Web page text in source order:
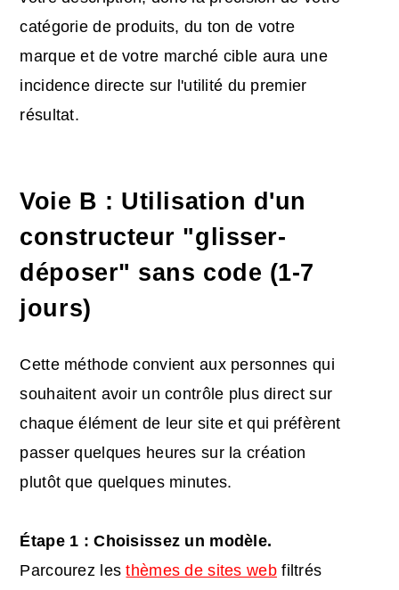
catégorie de produits, du ton de votre
marque et de votre marché cible aura une
incidence directe sur l'utilité du premier
résultat.
Voie B : Utilisation d'un
constructeur "glisser-
déposer" sans code (1-7
jours)
Cette méthode convient aux personnes qui
souhaitent avoir un contrôle plus direct sur
chaque élément de leur site et qui préfèrent
passer quelques heures sur la création
plutôt que quelques minutes.
Étape 1 : Choisissez un modèle.
Parcourez lesthèmes de sites webfiltrés